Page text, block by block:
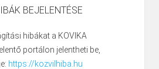
BEJELENTÉSE
hibákat a KOVIKA
portálon jelentheti be,
https://kozvilhiba.hu